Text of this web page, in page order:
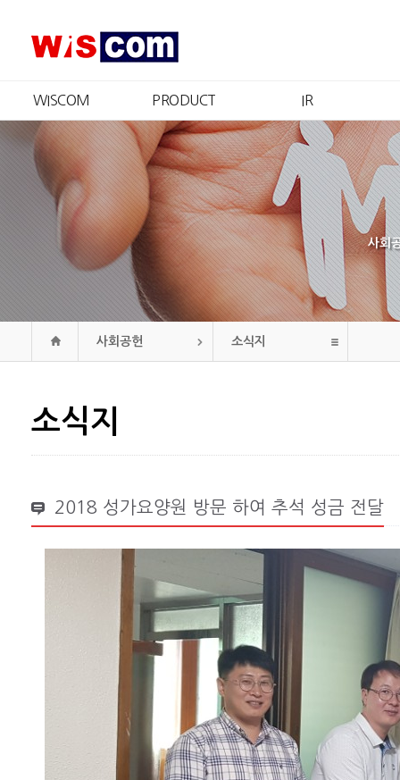
WISCOM
회사소개
CEO 인사
경영철학
CI
연혁
조직도
오시는길
PRODUCT
제품소개
인증현황
IR
IR개요
주가정보
재무정보
공시정보
공고
사회
사회공헌 소식지
소식지
2018 성가요양원 방문 하여 추석 성금 전달